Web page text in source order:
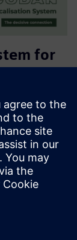
for
постійну